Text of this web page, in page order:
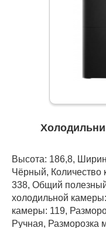
Высота: 186,8,
Чёрный,
338, Общий
холодильной
камеры: 119,
Ручная, Разморозка